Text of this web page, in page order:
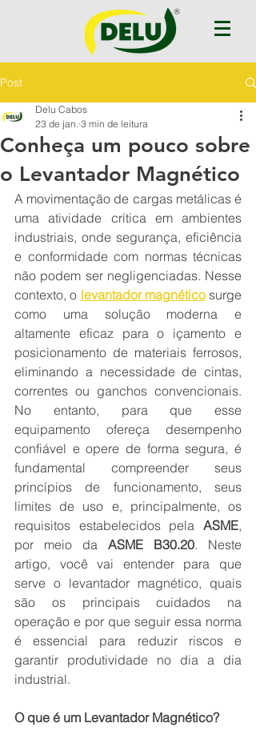
Post
Conheça um pouco sobre
o Levantador Magnético
Delu Cabos
23 de jan. 3 min de leitura
A movimentação de cargas metálicas é
uma atividade crítica em ambientes
industriais, onde segurança, eficiência
e conformidade com normas técnicas
não podem ser negligenciadas. Nesse
contexto, o levantador magnético surge
como uma solução moderna e
altamente eficaz para o içamento e
posicionamento de materiais ferrosos,
eliminando a necessidade de cintas,
correntes ou ganchos convencionais.
No entanto, para que esse
equipamento ofereça desempenho
confiável e opere de forma segura, é
fundamental compreender seus
princípios de funcionamento, seus
limites de uso e, principalmente, os
requisitos estabelecidos pela ASME,
por meio da ASME B30.20. Neste
artigo, você vai entender para que
serve o levantador magnético, quais
são os principais cuidados na
operação e por que seguir essa norma
é essencial para reduzir riscos e
garantir produtividade no dia a dia
industrial.
O que é um Levantador Magnético?